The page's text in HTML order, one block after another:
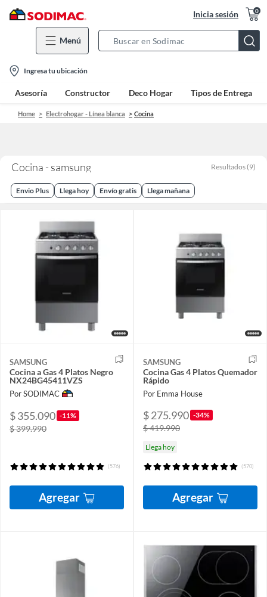
Inicia sesión 0
Menú
Bar
location-
icon
Ingresa tu ubicación
Asesoría Constructor Deco Hogar Tipos de Entrega
Home Electrohogar - Línea blanca Cocina
Cocina - samsung Resultados (9)
Envio Plus Llega hoy Envío gratis Llega mañana
SAMSUNG
Cocina a Gas 4 Platos Negro
NX24BG45411VZS
Por SODIMAC
$ 355.090 -11%
$ 399.990
(576)
Agregar
SAMSUNG
Cocina Gas 4 Platos Quemador
Rápido
Por Emma House
$ 275.990 -34%
$ 419.990
Llega hoy
(570)
Agregar